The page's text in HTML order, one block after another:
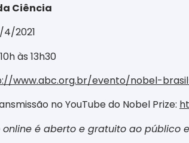
Ciência
2021
10h às 13h30
www.abc.org.br/evento/nobel-
no YouTube do Nobel Prize:
online é aberto e gratuito ao público